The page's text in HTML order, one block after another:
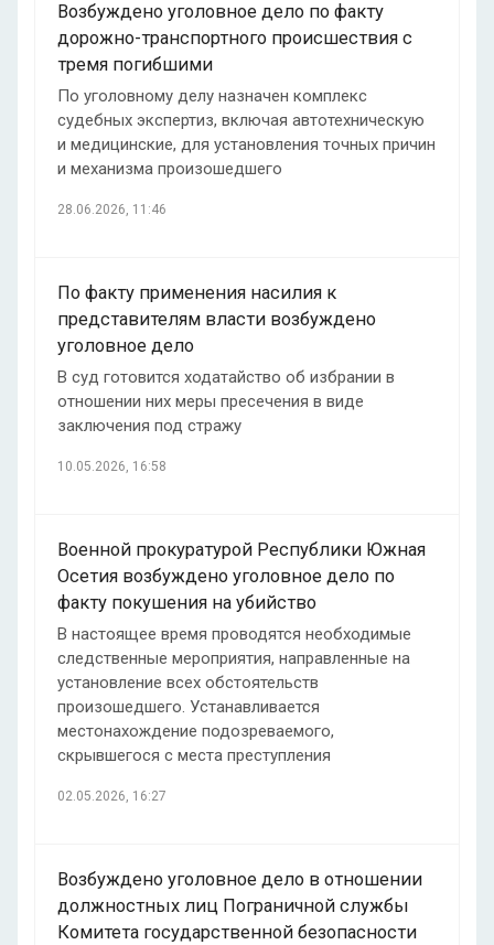
Возбуждено уголовное дело по факту
дорожно-транспортного происшествия с
тремя погибшими
По уголовному делу назначен комплекс
судебных экспертиз, включая автотехническую
и медицинские, для установления точных причин
и механизма произошедшего
28.06.2026, 11:46
По факту применения насилия к
представителям власти возбуждено
уголовное дело
В суд готовится ходатайство об избрании в
отношении них меры пресечения в виде
заключения под стражу
10.05.2026, 16:58
Военной прокуратурой Республики Южная
Осетия возбуждено уголовное дело по
факту покушения на убийство
В настоящее время проводятся необходимые
следственные мероприятия, направленные на
установление всех обстоятельств
произошедшего. Устанавливается
местонахождение подозреваемого,
скрывшегося с места преступления
02.05.2026, 16:27
Возбуждено уголовное дело в отношении
должностных лиц Пограничной службы
Комитета государственной безопасности